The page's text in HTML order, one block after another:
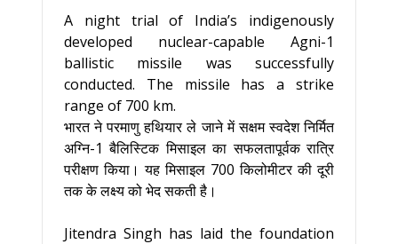
A night trial of India’s indigenously
developed nuclear-capable Agni-1
ballistic missile was successfully
conducted. The missile has a strike
range of 700 km.
भारत ने परमाणु हथियार ले जाने में सक्षम स्वदेश निर्मित
अग्नि-1 बैलिस्टिक मिसाइल का सफलतापूर्वक रात्रि
परीक्षण किया। यह मिसाइल 700 किलोमीटर की दूरी
तक के लक्ष्य को भेद सकती है।
Jitendra Singh has laid the foundation